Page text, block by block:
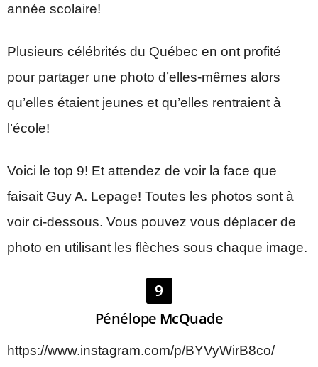
année scolaire!
Plusieurs célébrités du Québec en ont profité
pour partager une photo d’elles-mêmes alors
qu’elles étaient jeunes et qu’elles rentraient à
l’école!
Voici le top 9! Et attendez de voir la face que
faisait Guy A. Lepage! Toutes les photos sont à
voir ci-dessous. Vous pouvez vous déplacer de
photo en utilisant les flèches sous chaque image.
9
Pénélope McQuade
https://www.instagram.com/p/BYVyWirB8co/